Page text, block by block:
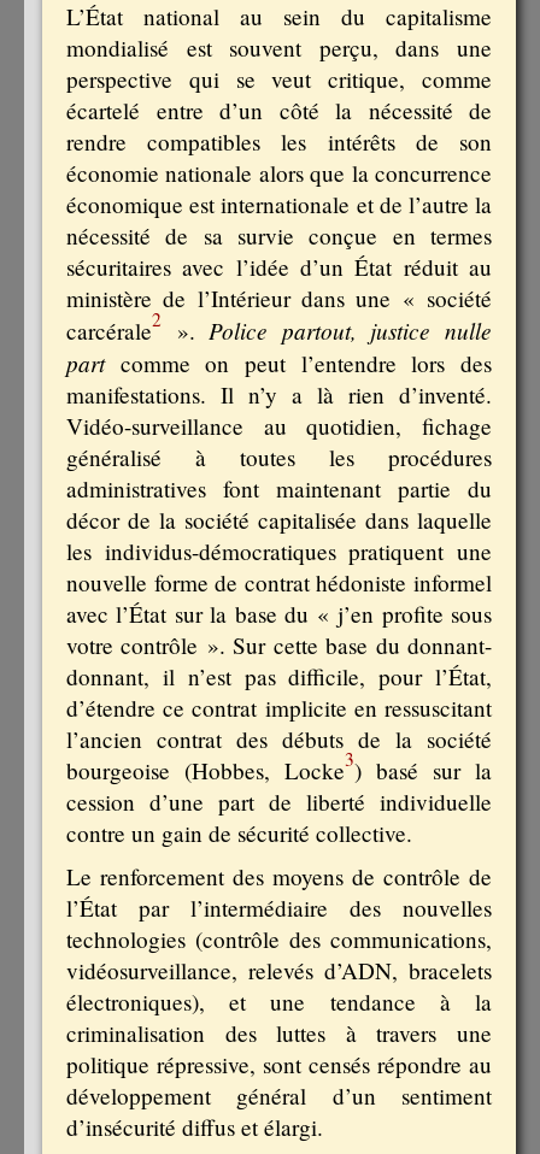
L’État national au sein du capitalisme
mondialisé est souvent perçu, dans une
perspective qui se veut critique, comme
écartelé entre d’un côté la nécessité de
rendre compatibles les intérêts de son
économie nationale alors que la concurrence
économique est internationale et de l’autre la
nécessité de sa survie conçue en termes
sécuritaires avec l’idée d’un État réduit au
ministère de l’Intérieur dans une « société
carcérale2 ».Police partout, justice nulle
part comme on peut l’entendre lors des
manifestations. Il n’y a là rien d’inventé.
Vidéo-surveillance au quotidien, fichage
généralisé à toutes les procédures
administratives font maintenant partie du
décor de la société capitalisée dans laquelle
les individus-démocratiques pratiquent une
nouvelle forme de contrat hédoniste informel
avec l’État sur la base du « j’en profite sous
votre contrôle ». Sur cette base du donnant-
donnant, il n’est pas difficile, pour l’État,
d’étendre ce contrat implicite en ressuscitant
l’ancien contrat des débuts de la société
bourgeoise (Hobbes, Locke3) basé sur la
cession d’une part de liberté individuelle
contre un gain de sécurité collective.
Le renforcement des moyens de contrôle de
l’État par l’intermédiaire des nouvelles
technologies (contrôle des communications,
vidéosurveillance, relevés d’ADN, bracelets
électroniques), et une tendance à la
criminalisation des luttes à travers une
politique répressive, sont censés répondre au
développement général d’un sentiment
d’insécurité diffus et élargi.